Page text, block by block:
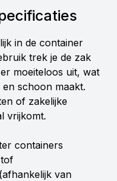
in de container
trek je de zak
moeiteloos uit, wat
schoon maakt.
of zakelijke
vrijkomt.
containers
van